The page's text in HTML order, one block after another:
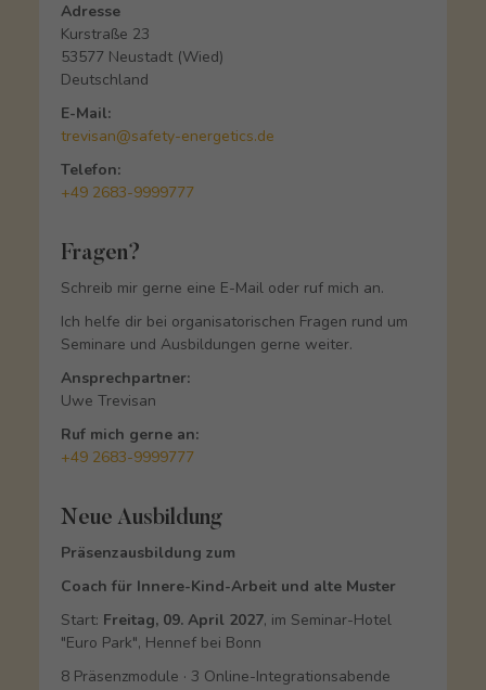
Adresse
Kurstraße 23
53577 Neustadt (Wied)
Deutschland
E-Mail:
trevisan@safety-energetics.de
Telefon:
+49 2683-9999777
Fragen?
Schreib mir gerne eine E-Mail oder ruf mich an.
Ich helfe dir bei organisatorischen Fragen rund um
Seminare und Ausbildungen gerne weiter.
Ansprechpartner:
Uwe Trevisan
Ruf mich gerne an:
+49 2683-9999777
Neue Ausbildung
Präsenzausbildung zum
Coach für Innere-Kind-Arbeit und alte Muster
Start: Freitag, 09. April 2027, im Seminar-Hotel
"Euro Park", Hennef bei Bonn
8 Präsenzmodule · 3 Online-Integrationsabende